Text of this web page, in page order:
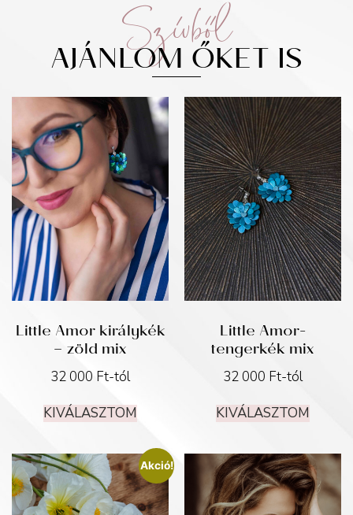
Szívből
AJÁNLOM ŐKET IS
Little Amor királykék
– zöld mix
32 000 Ft-tól
KIVÁLASZTOM
Little Amor-
tengerkék mix
32 000 Ft-tól
KIVÁLASZTOM
Akció!